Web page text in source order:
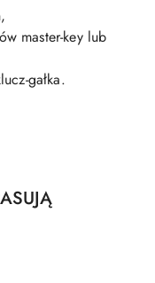
master-key lub
gałka.